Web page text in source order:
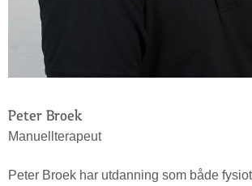
Peter Broek
Manuellterapeut
Peter Broek har utdanning som både